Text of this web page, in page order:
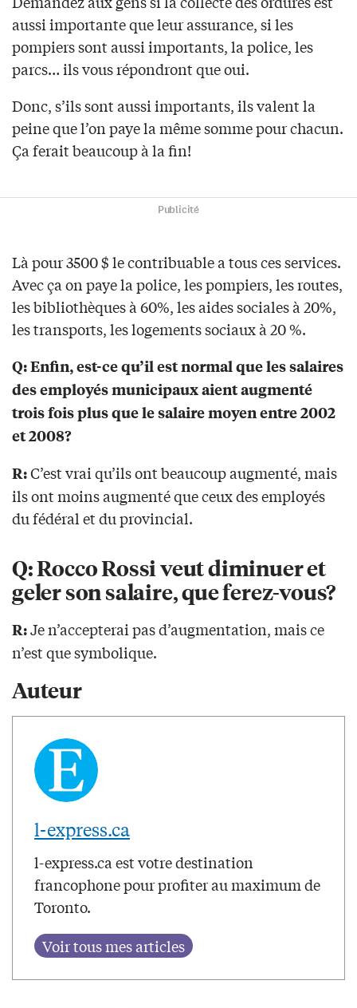
aussi importante que leur assurance, si les
pompiers sont aussi importants, la police, les
parcs… ils vous répondront que oui.
Donc, s’ils sont aussi importants, ils valent la
peine que l’on paye la même somme pour chacun.
Ça ferait beaucoup à la fin!
Publicité
Là pour 3500 $ le contribuable a tous ces services.
Avec ça on paye la police, les pompiers, les routes,
les bibliothèques à 60%, les aides sociales à 20%,
les transports, les logements sociaux à 20 %.
Q: Enfin, est-ce qu’il est normal que les salaires
des employés municipaux aient augmenté
trois fois plus que le salaire moyen entre 2002
et 2008?
R:C’est vrai qu’ils ont beaucoup augmenté, mais
ils ont moins augmenté que ceux des employés
du fédéral et du provincial.
Q: Rocco Rossi veut diminuer et
geler son salaire, que ferez-vous?
R:Je n’accepterai pas d’augmentation, mais ce
n’est que symbolique.
Auteur
l-express.ca
l-express.ca est votre destination
francophone pour profiter au maximum de
Toronto.